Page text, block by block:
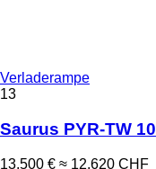
Verladerampe
13
Saurus PYR-TW 10
13.500 € ≈ 12.620 CHF